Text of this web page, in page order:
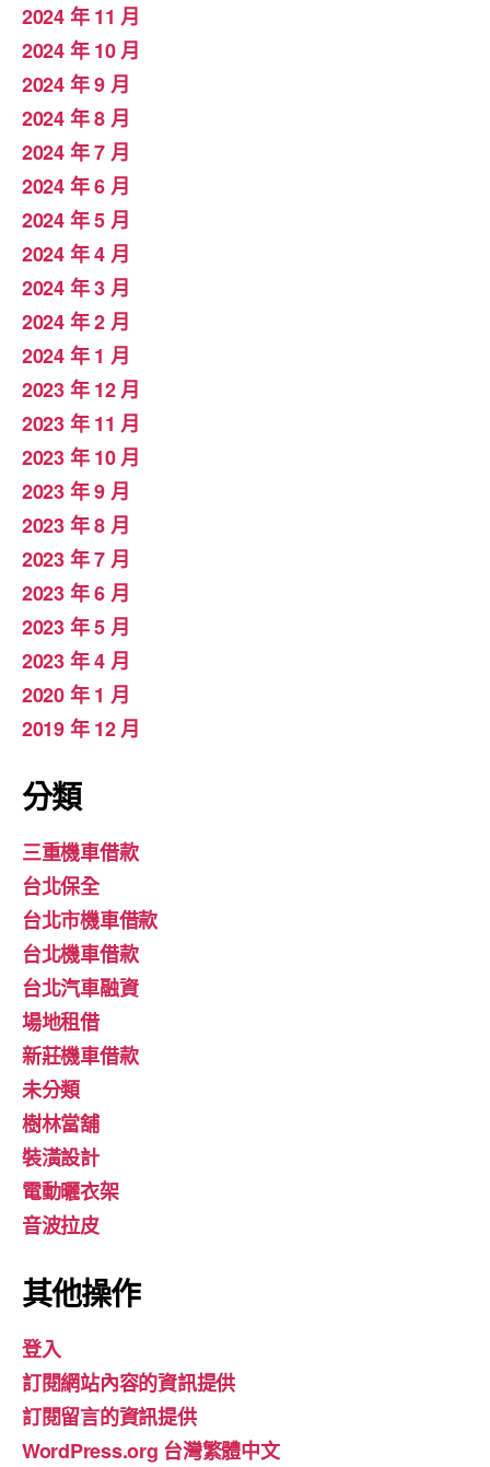
2024 年 11 月
2024 年 10 月
2024 年 9 月
2024 年 8 月
2024 年 7 月
2024 年 6 月
2024 年 5 月
2024 年 4 月
2024 年 3 月
2024 年 2 月
2024 年 1 月
2023 年 12 月
2023 年 11 月
2023 年 10 月
2023 年 9 月
2023 年 8 月
2023 年 7 月
2023 年 6 月
2023 年 5 月
2023 年 4 月
2020 年 1 月
2019 年 12 月
分類
三重機車借款
台北保全
台北市機車借款
台北機車借款
台北汽車融資
場地租借
新莊機車借款
未分類
樹林當舖
裝潢設計
電動曬衣架
音波拉皮
其他操作
登入
訂閱網站內容的資訊提供
訂閱留言的資訊提供
WordPress.org 台灣繁體中文